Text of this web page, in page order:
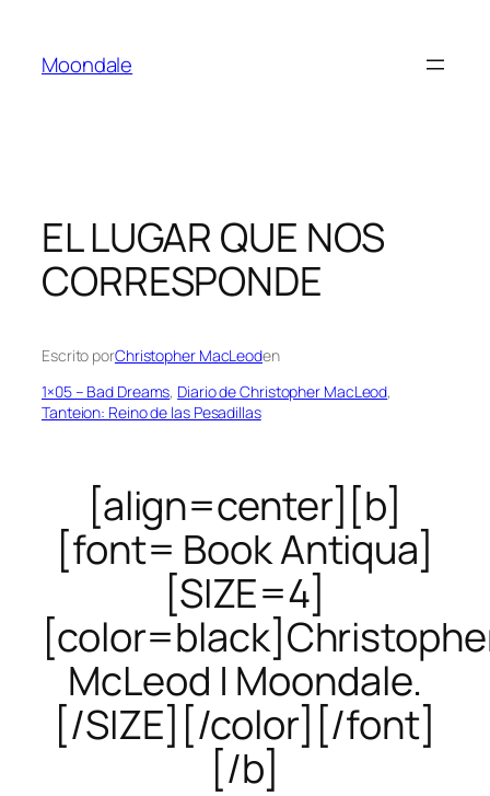
contenido
Moondale
EL LUGAR QUE NOS
CORRESPONDE
Escrito porChristopher MacLeoden
1×05 – Bad Dreams, Diario de Christopher MacLeod
Tanteion: Reino de las Pesadillas
[align=center][b]
[font= Book Antiqua]
[SIZE=4]
McLeod | Moondale.
[/SIZE][/color][/font]
[/b]